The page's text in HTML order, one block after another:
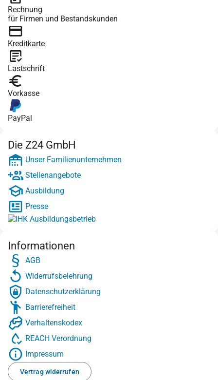
Rechnung
für Firmen und Bestandskunden
Kreditkarte
Lastschrift
Vorkasse
PayPal
Die Z24 GmbH
Unser Familienunternehmen
Stellenangebote
Ausbildung
Presse
Informationen
AGB
Widerrufsbelehrung
Datenschutzerklärung
Barrierefreiheit
Verhaltenskodex
REACH Verordnung
Impressum
Vertrag widerrufen